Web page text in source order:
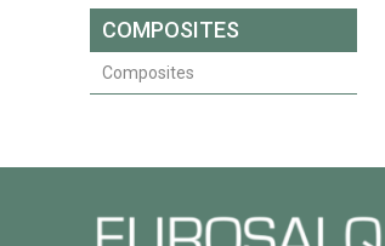
COMPOSITES
Composites